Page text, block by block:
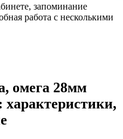
запоминание
работа с несколькими
омега 28мм
характеристики,